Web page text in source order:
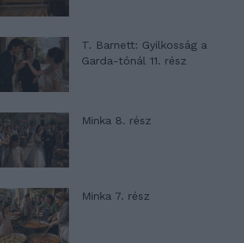
T. Barnett: Gyilkosság a
Garda-tónál 11. rész
Minka 8. rész
Minka 7. rész